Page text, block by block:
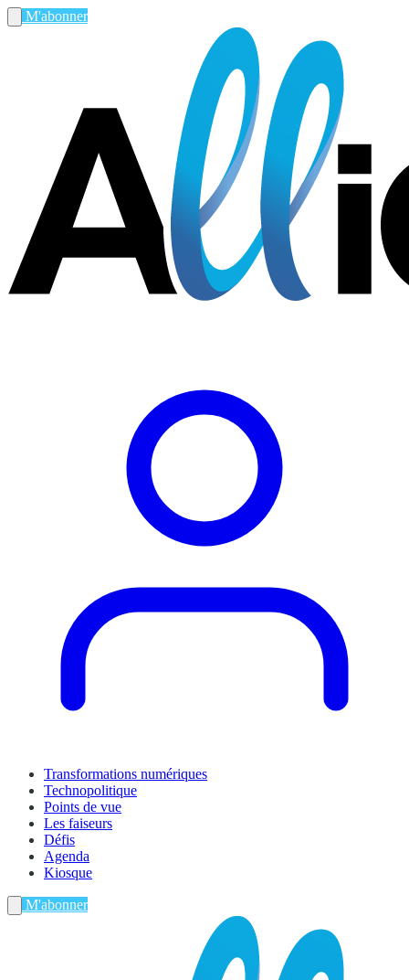
M'abonner
Transformations numériques
Technopolitique
Points de vue
Les faiseurs
Défis
Agenda
Kiosque
M'abonner